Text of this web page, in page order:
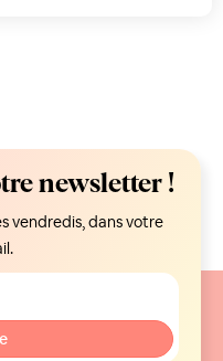
newsletter !
vendredis, dans votre